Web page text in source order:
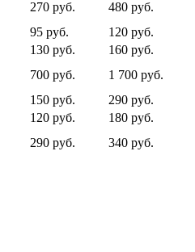
270 руб.
480 руб.
95 руб.
120 руб.
130 руб.
160 руб.
700 руб.
1 700 руб.
150 руб.
290 руб.
120 руб.
180 руб.
290 руб. 340 руб.